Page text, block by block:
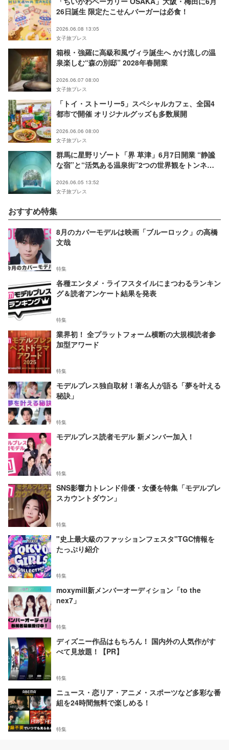
26日誕生 限定たこせんバーガーは必食！
2026.06.08 13:05
女子旅プレス
箱根・強羅に高級和風ヴィラ誕生へ かけ流しの温
泉楽しむ“森の別邸” 2028年春開業
2026.06.07 08:00
女子旅プレス
「トイ・ストーリー5」スペシャルカフェ、全国4
都市で開催 オリジナルグッズも多数展開
2026.06.06 08:00
女子旅プレス
群馬に星野リゾート「界 草津」6月7日開業 “静謐
な宿”と“活気ある温泉街”2つの世界観をトンネル
2026.06.05 13:52
女子旅プレス
おすすめ特集
8月のカバーモデルは映画「ブルーロック」の高橋
文哉
特集
各種エンタメ・ライフスタイルにまつわるランキン
グ＆読者アンケート結果を発表
特集
業界初！ 全プラットフォーム横断の大規模読者参
加型アワード
特集
モデルプレス独自取材！著名人が語る「夢を叶える
秘訣」
特集
モデルプレス読者モデル 新メンバー加入！
特集
SNS影響力トレンド俳優・女優を特集「モデルプレ
スカウントダウン」
特集
"史上最大級のファッションフェスタ"TGC情報を
たっぷり紹介
特集
moxymill新メンバーオーディション「to the
nex7」
特集
ディズニー作品はもちろん！ 国内外の人気作がす
べて見放題！【PR】
特集
ニュース・恋リア・アニメ・スポーツなど多彩な番
組を24時間無料で楽しめる！
特集